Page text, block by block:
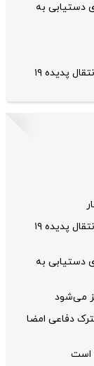
دستیابی به
پایان جنجال؛ توافق رئال و لایپزیش برای انتقال پدیده ۱۹
پایان جنجال؛ توافق رئال و لایپزیش برای انتقال پدیده ۱۹
دستیابی به
می‌شود
دفاعی امضا
است